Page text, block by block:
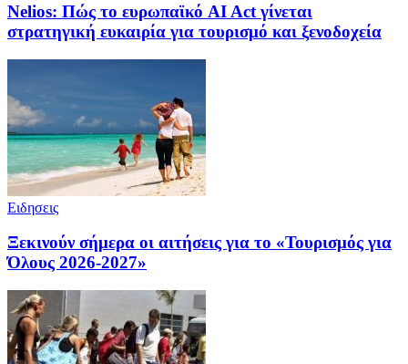
Nelios: Πώς το ευρωπαϊκό AI Act γίνεται
στρατηγική ευκαιρία για τουρισμό και ξενοδοχεία
Ειδησεις
Ξεκινούν σήμερα οι αιτήσεις για το «Τουρισμός για
Όλους 2026-2027»